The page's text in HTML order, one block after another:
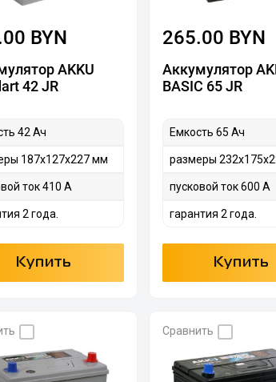
BYN
AKKU
42 JR
42 Ач
187х127х227 мм
ток 410 А
2 года.
Купить
265.00 BYN
Аккумулятор
BASIC 65 JR
Емкость 65 Ач
размеры
пусковой ток 600 А
гарантия 2 года.
Купить
Сравнить